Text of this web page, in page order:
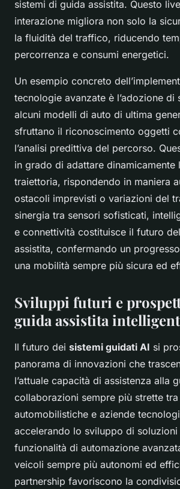
sistemi di guida assistita. Questo
interazione migliora non solo la
la fluidità del traffico, riducendo
percorrenza e consumi energetici.
Un esempio concreto
tecnologie avanzate è l’adozione di
alcuni modelli di auto di ultima
sfruttano il riconoscimento oggetti
l’analisi predittiva del percorso.
in grado di adattare dinamicamente
traiettoria, rispondendo in maniera
ostacoli imprevisti o variazioni del
sinergia tra sensori sofisticati,
e connettività costituisce il futuro
assistita, confermando un
una mobilità sempre più sicura ed
Sviluppi futuri e
guida assistita
Il futuro dei sistemi guidati AI si
panorama di innovazioni che
l’attuale capacità di assistenza alla
collaborazioni sempre più strette tra
automobilistiche e aziende
accelerando lo sviluppo di soluzioni
funzionalità di automazione
veicoli sempre più autonomi ed
partnership favoriscono la